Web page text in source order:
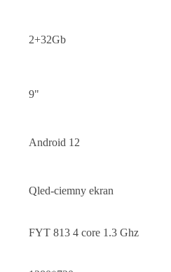
2+32Gb
9"
Android 12
Qled-ciemny ekran
FYT 813 4 core 1.3 Ghz